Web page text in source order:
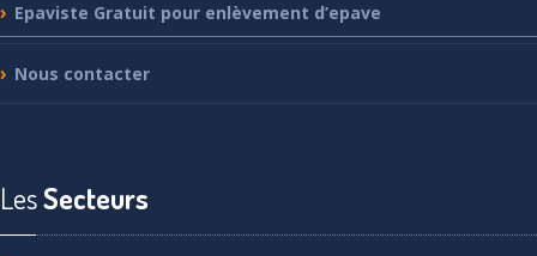
Epaviste Gratuit pour enlèvement d’epave
Nous contacter
LesSecteurs